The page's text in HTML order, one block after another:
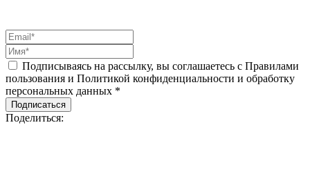
Подписываясь на рассылку, вы соглашаетесь с Правилами
пользования и Политикой конфиденциальности и обработку
персональных данных *
Подписаться
Поделиться: